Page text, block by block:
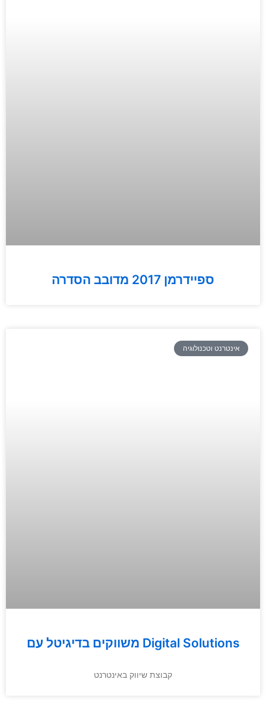
ספיידרמן 2017 מדובב הסדרה
אינטרנט וטכנולוגיה
משווקים בדיגיטל עם Digital Solutions
קבוצת שיווק באינטרנט